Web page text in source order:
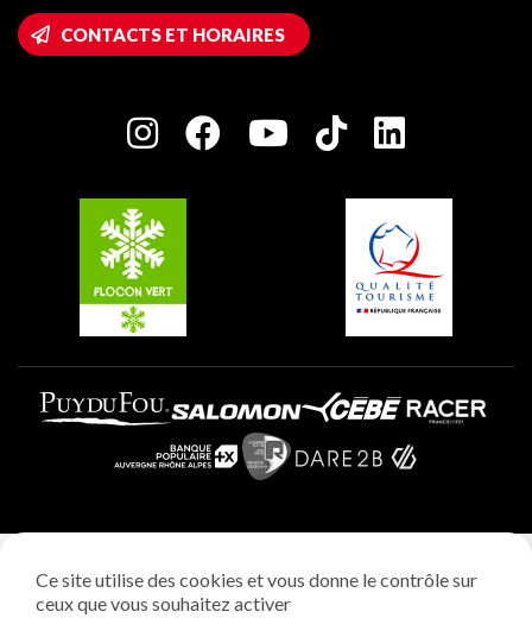
Accès Wifi
Maison des Propriétaires
Charte des Acteurs Engagés
Plagne 1800
Plagne Villages
Plagne Aime 2000
CONTACTS ET HORAIRES
Ce site utilise des cookies et vous donne le contrôle sur
ceux que vous souhaitez activer